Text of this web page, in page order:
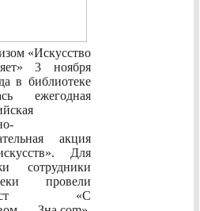
«Искусство
3 ноября
в библиотеке
ежегодная
акция
Для
сотрудники
провели
«С